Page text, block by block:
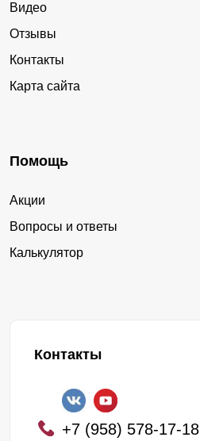
Видео
Отзывы
Контакты
Карта сайта
Помощь
Акции
Вопросы и ответы
Калькулятор
Контакты
+7 (958) 578-17-18